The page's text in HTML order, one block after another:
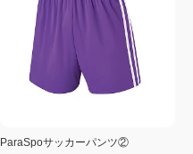
ParaSpoサッカーパンツ②